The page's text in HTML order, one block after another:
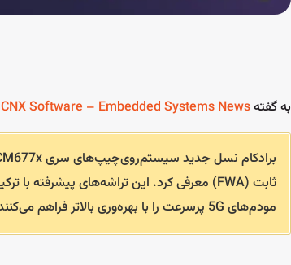
به گفتهCNX Software – Embedded Systems News
مودم‌های 5G پرسرعت را با بهره‌وری بالاتر فراهم می‌کنند.